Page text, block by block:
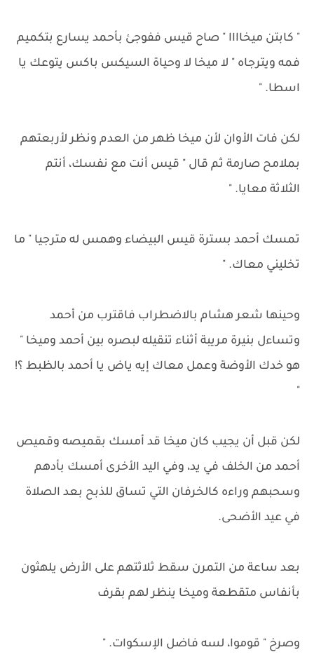
" كابتن ميخاااا " صاح قيس ففوجئ بأحمد يسارع بتكميم
فمه ويترجاه " لا ميخا لا وحياة السيكس باكس يتوعك يا
اسطا. "
لكن فات الأوان لأن ميخا ظهر من العدم ونظر لأربعتهم
بملامح صارمة ثم قال " قيس أنت مع نفسك، أنتم
الثلاثة معايا. "
تمسك أحمد بسترة قيس البيضاء وهمس له مترجيا " ما
تخليني معاك. "
وحينها شعر هشام بالاضطراب فاقترب من أحمد
وتساءل بنيرة مريبة أثناء تنقيله لبصره بين أحمد وميخا "
هو خدك الأوضة وعمل معاك إيه ياض يا أحمد بالظبط ؟!
"
لكن قبل أن يجيب كان ميخا قد أمسك بقميصه وقميص
أحمد من الخلف في يد، وفي اليد الأخرى أمسك بأدهم
وسحبهم وراءه كالخرفان التي تساق للذبح بعد الصلاة
في عيد الأضحى.
بعد ساعة من التمرن سقط ثلاثتهم على الأرض يلهثون
بأنفاس متقطعة وميخا ينظر لهم بقرف
وصرخ " قوموا، لسه فاضل الإسكوات. "